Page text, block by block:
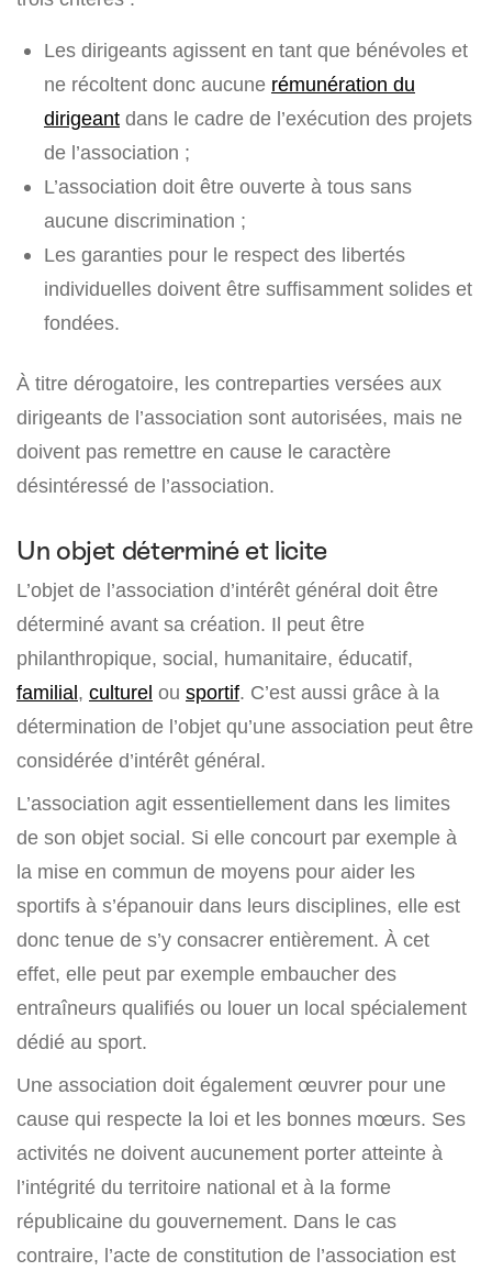
Les dirigeants agissent en tant que bénévoles et
ne récoltent donc aucune rémunération du
dirigeant dans le cadre de l’exécution des projets
de l’association ;
L’association doit être ouverte à tous sans
aucune discrimination ;
Les garanties pour le respect des libertés
individuelles doivent être suffisamment solides et
fondées.
À titre dérogatoire, les contreparties versées aux
dirigeants de l’association sont autorisées, mais ne
doivent pas remettre en cause le caractère
désintéressé de l’association.
Un objet déterminé et licite
L’objet de l’association d’intérêt général doit être
déterminé avant sa création. Il peut être
philanthropique, social, humanitaire, éducatif,
familial, culturel ou sportif. C’est aussi grâce à la
détermination de l’objet qu’une association peut être
considérée d’intérêt général.
L’association agit essentiellement dans les limites
de son objet social. Si elle concourt par exemple à
la mise en commun de moyens pour aider les
sportifs à s’épanouir dans leurs disciplines, elle est
donc tenue de s’y consacrer entièrement. À cet
effet, elle peut par exemple embaucher des
entraîneurs qualifiés ou louer un local spécialement
dédié au sport.
Une association doit également œuvrer pour une
cause qui respecte la loi et les bonnes mœurs. Ses
activités ne doivent aucunement porter atteinte à
l’intégrité du territoire national et à la forme
républicaine du gouvernement. Dans le cas
contraire, l’acte de constitution de l’association est